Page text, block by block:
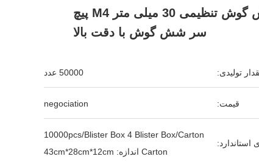
پیچ بتن شش گوش تنظیمی 30 میلی متر M4 پیچ
سر شش گوش با دقت بالا
تولیدی: 50000 عدد
قیمت: negociation
استاندارد:
10000pcs/Blister Box 4 Blister Box/Carton
Carton اندازه: 43cm*28cm*12cm